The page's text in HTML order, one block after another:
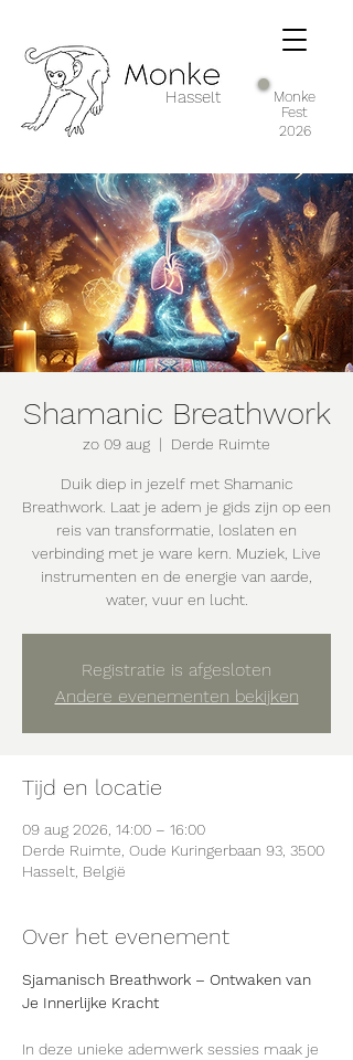
Hasselt
Monke
Fest
2026
Shamanic Breathwork
zo 09 aug
  |
Derde Ruimte
Duik diep in jezelf met Shamanic
Breathwork. Laat je adem je gids zijn op een
reis van transformatie, loslaten en
verbinding met je ware kern. Muziek, Live
instrumenten en de energie van aarde,
water, vuur en lucht.
Registratie is afgesloten
Andere evenementen bekijken
Tijd en locatie
09 aug 2026, 14:00 – 16:00
Derde Ruimte, Oude Kuringerbaan 93, 3500
Hasselt, België
Over het evenement
Sjamanisch Breathwork – Ontwaken van
Je Innerlijke Kracht
In deze unieke ademwerk sessies maak je